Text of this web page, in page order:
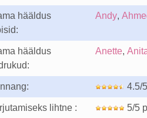
hääldus
Andy,
hääldus
Anette,
4.5/
lihtne : 5/5